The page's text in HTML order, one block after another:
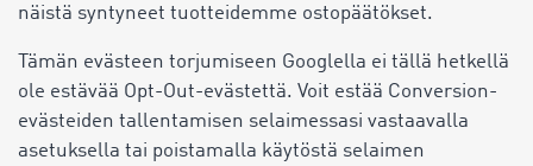
näistä syntyneet tuotteidemme ostopäätökset.
Tämän evästeen torjumiseen Googlella ei tällä hetkellä
ole estävää Opt-Out-evästettä. Voit estää Conversion-
evästeiden tallentamisen selaimessasi vastaavalla
asetuksella tai poistamalla käytöstä selaimen